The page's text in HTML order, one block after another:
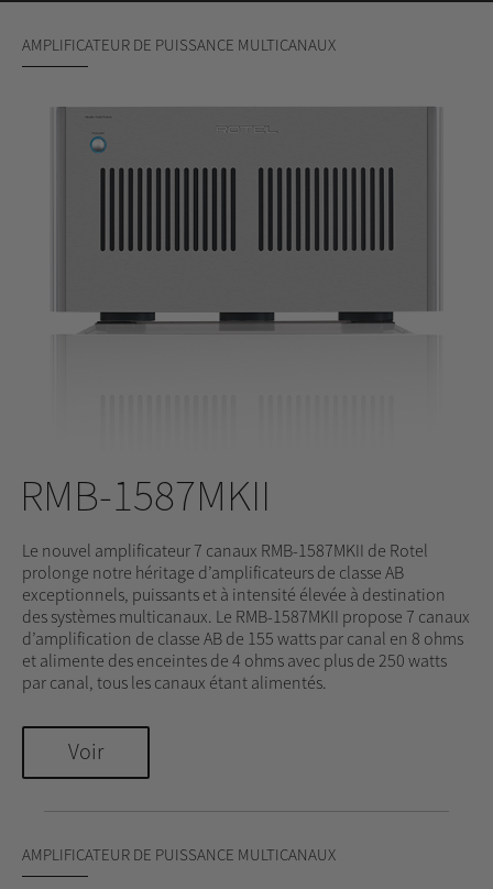
AMPLIFICATEUR DE PUISSANCE MULTICANAUX
RMB-1587MKII
Le nouvel amplificateur 7 canaux RMB-1587MKII de Rotel
prolonge notre héritage d’amplificateurs de classe AB
exceptionnels, puissants et à intensité élevée à destination
des systèmes multicanaux. Le RMB-1587MKII propose 7 canaux
d’amplification de classe AB de 155 watts par canal en 8 ohms
et alimente des enceintes de 4 ohms avec plus de 250 watts
par canal, tous les canaux étant alimentés.
Voir
AMPLIFICATEUR DE PUISSANCE MULTICANAUX